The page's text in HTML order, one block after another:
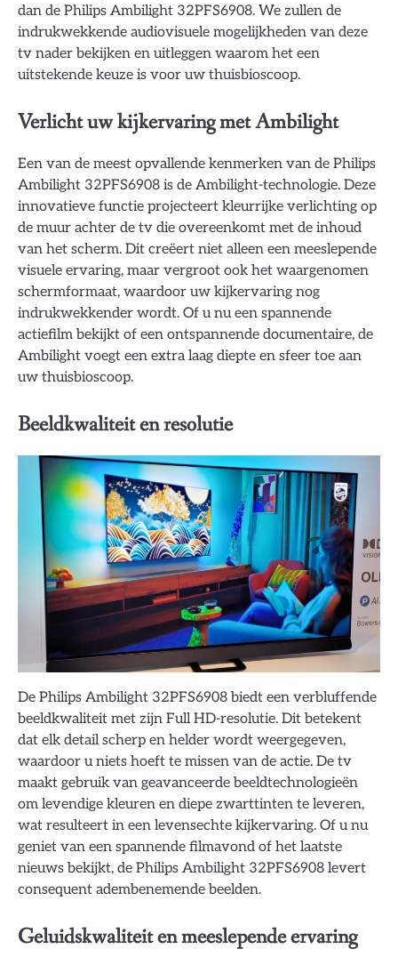
dan de Philips Ambilight 32PFS6908. We zullen de
indrukwekkende audiovisuele mogelijkheden van deze
tv nader bekijken en uitleggen waarom het een
uitstekende keuze is voor uw thuisbioscoop.
Verlicht uw kijkervaring met Ambilight
Een van de meest opvallende kenmerken van de Philips
Ambilight 32PFS6908 is de Ambilight-technologie. Deze
innovatieve functie projecteert kleurrijke verlichting op
de muur achter de tv die overeenkomt met de inhoud
van het scherm. Dit creëert niet alleen een meeslepende
visuele ervaring, maar vergroot ook het waargenomen
schermformaat, waardoor uw kijkervaring nog
indrukwekkender wordt. Of u nu een spannende
actiefilm bekijkt of een ontspannende documentaire, de
Ambilight voegt een extra laag diepte en sfeer toe aan
uw thuisbioscoop.
Beeldkwaliteit en resolutie
De Philips Ambilight 32PFS6908 biedt een verbluffende
beeldkwaliteit met zijn Full HD-resolutie. Dit betekent
dat elk detail scherp en helder wordt weergegeven,
waardoor u niets hoeft te missen van de actie. De tv
maakt gebruik van geavanceerde beeldtechnologieën
om levendige kleuren en diepe zwarttinten te leveren,
wat resulteert in een levensechte kijkervaring. Of u nu
geniet van een spannende filmavond of het laatste
nieuws bekijkt, de Philips Ambilight 32PFS6908 levert
consequent adembenemende beelden.
Geluidskwaliteit en meeslepende ervaring